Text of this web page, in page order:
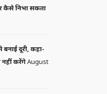
कैसे निभा सकता
दूरी, कहा-
करेंगेAugust